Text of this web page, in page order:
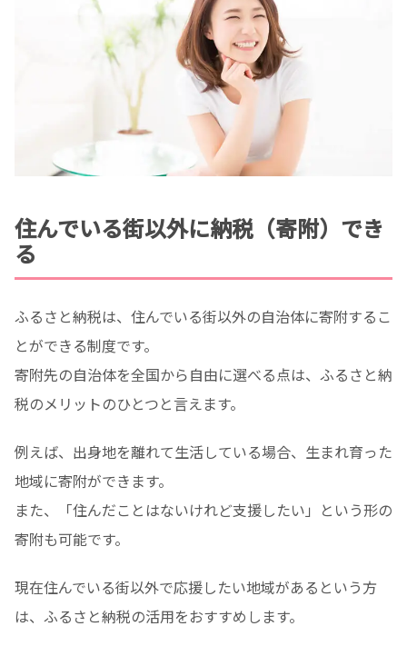
住んでいる街以外に納税（寄附）でき
る
ふるさと納税は、住んでいる街以外の自治体に寄附するこ
とができる制度です。
寄附先の自治体を全国から自由に選べる点は、ふるさと納
税のメリットのひとつと言えます。
例えば、出身地を離れて生活している場合、生まれ育った
地域に寄附ができます。
また、「住んだことはないけれど支援したい」という形の
寄附も可能です。
現在住んでいる街以外で応援したい地域があるという方
は、ふるさと納税の活用をおすすめします。